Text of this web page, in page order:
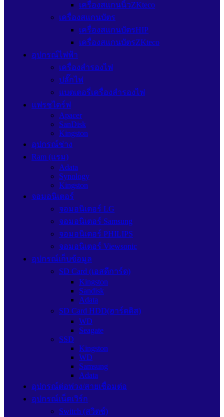
เครื่องสแกนนิ้วZKteco
เครื่องสแกนบัตร
เครื่องสแกนบัตรHIP
เครื่องสแกนบัตรZKteco
อุปกรณ์ไฟฟ้า
เครื่องสำรองไฟ
ปลั๊กไฟ
แบตเตอรี่เครื่องสำรองไฟ
แฟรชไดร์ฟ
Apacer
SanDisk
Kingston
อุปกรณ์ช่าง
Ram (แรม)
Adata
Synology
Kingston
จอมอนิเตอร์
จอมอนิเตอร์ LG
จอมอนิเตอร์ Samsung
จอมอนิเตอร์ PHILIPS
จอมอนิเตอร์ Viewsonic
อุปกรณ์เก็บข้อมูล
SD Card (เอสดีการ์ด)
Kingston
Sandisk
Adata
SD Card HDD(ฮาร์ดดิส)
WD
Seagate
SSD
Kingston
WD
Samsung
Adata
อุปกรณ์ต่อพ่วง/สายเชื่อมต่อ
อุปกรณ์เน็ตเวิร์ก
Switch (สวิตช์)